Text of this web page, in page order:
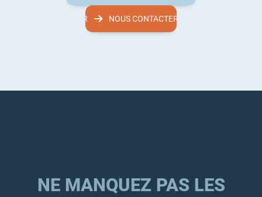
NOUS CONTACTER NOUS CONTACTER
NE MANQUEZ PAS LES